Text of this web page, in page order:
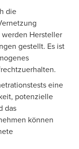
die
Hersteller
gestellt. Es ist
eine
potenzielle
das
können